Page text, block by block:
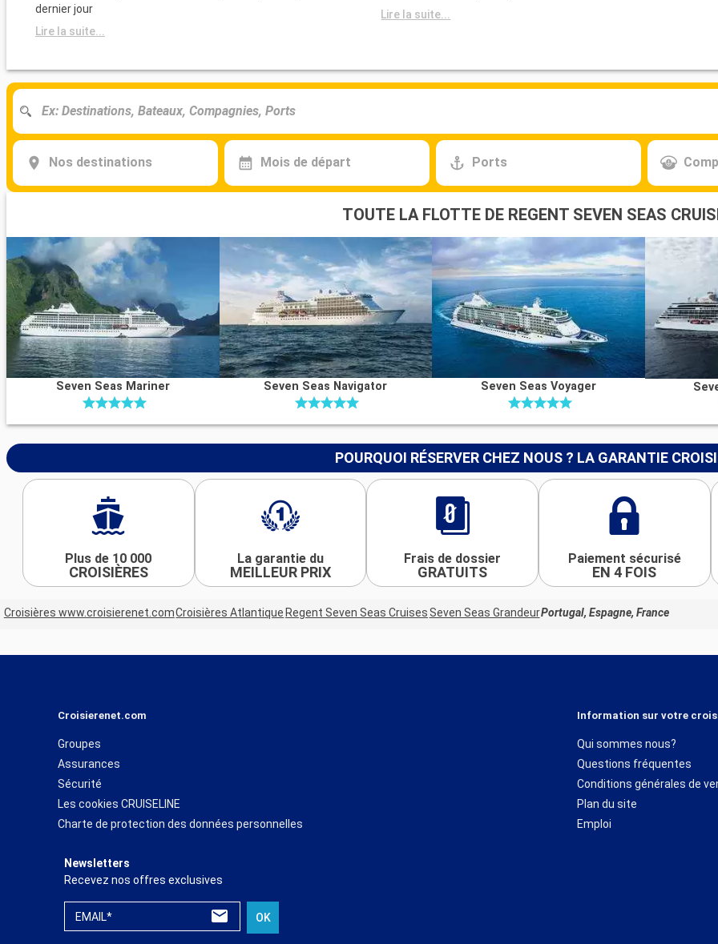
dernier jour
Lire la suite...
Lire la suite...
Nos destinations Mois de départ Ports
TOUTE LA FLOTTE DE REGENT SEVEN SEAS
Seven Seas Mariner Seven Seas Navigator Seven Seas Voyager
POURQUOI RÉSERVER CHEZ NOUS ? LA GARANTIE
Plus de 10 000
CROISIÈRES
La garantie du
MEILLEUR PRIX
Frais de dossier
GRATUITS
Paiement sécurisé
EN 4 FOIS
Croisières www.croisierenet.comCroisières Atlantique Regent Seven Seas CruisesSeven Seas GrandeurPortugal, Espagne, France
Croisierenet.com
Groupes
Assurances
Sécurité
Les cookies CRUISELINE
Charte de protection des données personnelles
Information sur votre
Qui sommes nous?
Questions fréquentes
Conditions générales de
Plan du site
Emploi
Newsletters
Recevez nos offres exclusives
EMAIL* OK